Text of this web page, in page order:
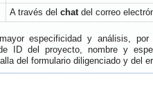
A través del chatdel correo
especificidad y análisis,
ID del proyecto, nombre y
del formulario diligenciado y del